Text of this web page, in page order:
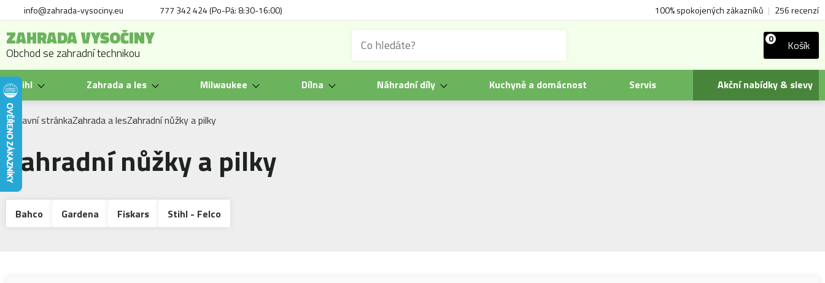
info@zahrada-vysociny.eu 777 342 424 (Po-Pá: 8:30-16:00) 100% spokojených zákazníků | 256 recenzí
ZAHRADA VYSOČINY
Obchod se zahradní technikou
0 Košík
Stihl Zahrada a les Milwaukee Dílna Náhradní díly Kuchyně a domácnost Servis Akční nabídky & slevy
Hlavní stránkaZahrada a lesZahradní nůžky a pilky
Zahradní nůžky a pilky
Bahco Gardena Fiskars Stihl - Felco